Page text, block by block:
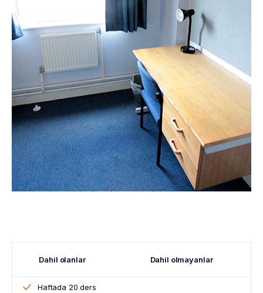
Dahil olanlar Dahil olmayanlar
Haftada 20 ders